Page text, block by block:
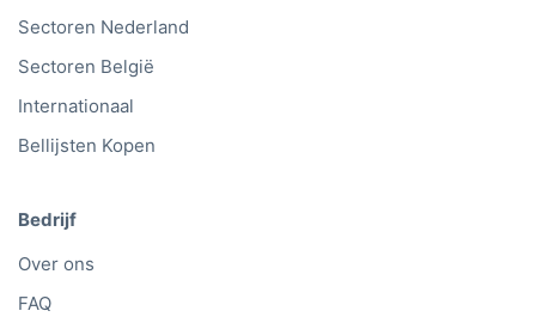
Sectoren Nederland
Sectoren België
Internationaal
Bellijsten Kopen
Bedrijf
Over ons
FAQ